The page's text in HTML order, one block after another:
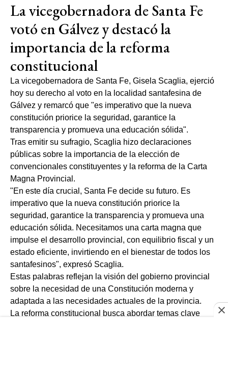
La vicegobernadora de Santa Fe
votó en Gálvez y destacó la
importancia de la reforma
constitucional
La vicegobernadora de Santa Fe, Gisela Scaglia, ejerció
hoy su derecho al voto en la localidad santafesina de
Gálvez y remarcó que "es imperativo que la nueva
constitución priorice la seguridad, garantice la
transparencia y promueva una educación sólida".
Tras emitir su sufragio, Scaglia hizo declaraciones
públicas sobre la importancia de la elección de
convencionales constituyentes y la reforma de la Carta
Magna Provincial.
"En este día crucial, Santa Fe decide su futuro. Es
imperativo que la nueva constitución priorice la
seguridad, garantice la transparencia y promueva una
educación sólida. Necesitamos una carta magna que
impulse el desarrollo provincial, con equilibrio fiscal y un
estado eficiente, invirtiendo en el bienestar de todos los
santafesinos", expresó Scaglia.
Estas palabras reflejan la visión del gobierno provincial
sobre la necesidad de una Constitución moderna y
adaptada a las necesidades actuales de la provincia.
La reforma constitucional busca abordar temas clave